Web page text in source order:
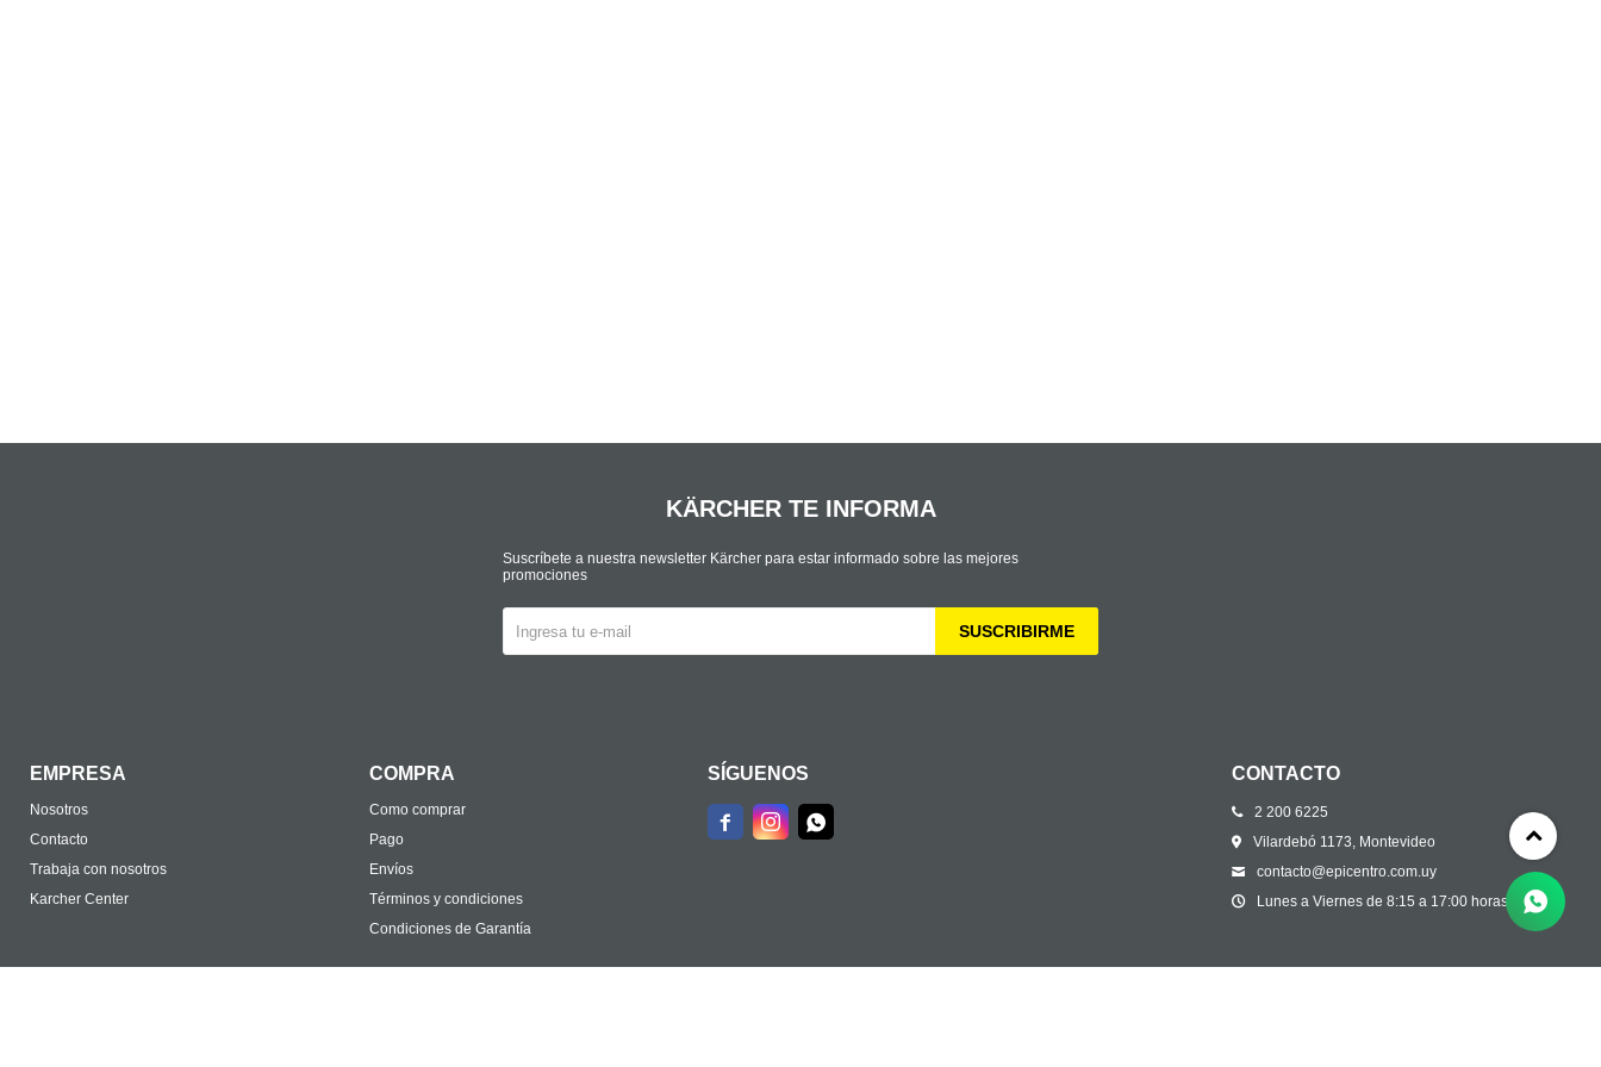
CONTACTO
2 200 6225
Vilardebó 1173, Montevideo
contacto@epicentro.com.uy
Lunes a Viernes de 8:15 a 17:00 horas
EMPRESA
Nosotros
Contacto
Trabaja con nosotros
Karcher Center
COMPRA
Como comprar
Pago
Envíos
Términos y condiciones
Condiciones de Garantía
SÍGUENOS
  
KÄRCHER TE INFORMA
Suscríbete a nuestra newsletter Kärcher para estar informado sobre las mejores
promociones
SUSCRIBIRME